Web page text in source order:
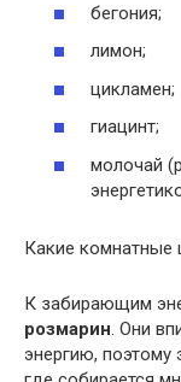
бегония;
лимон;
цикламен;
гиацинт;
молочай
Какие комнатные
К забирающим
розмарин . Они
энергию, поэтому